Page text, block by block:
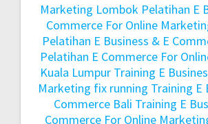
Marketing Lombok Pelatihan E
Commerce For Online
Pelatihan E Business & E
Pelatihan E Commerce For
Kuala Lumpur Training E
Marketing fix running Training E
Commerce Bali Training E
Commerce For Online